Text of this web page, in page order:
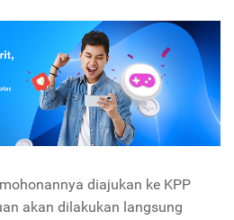
diajukan ke KPP
akan dilakukan langsung